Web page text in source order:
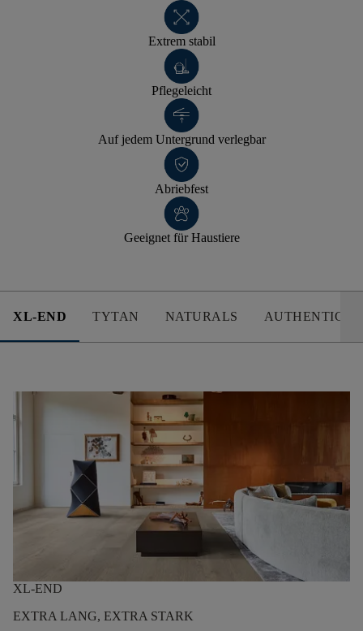
Extrem stabil
Pflegeleicht
Auf jedem Untergrund verlegbar
Abriebfest
Geeignet für Haustiere
XL-END TYTAN NATURALS AUTHENTICS
XL-END
EXTRA LANG, EXTRA STARK